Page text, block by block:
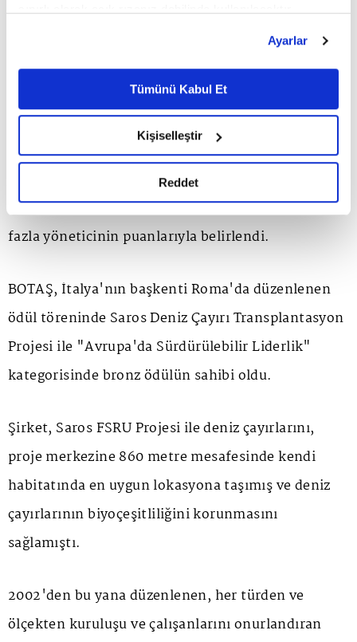
belirleyebilirsiniz. Çerezlere ilişkin detaylı bilgi için
Ayarlar butonuna tıklayabilir,Çerez Bilgilendirme
Metnimizi ziyaret edebilirsiniz.
6698 sayılı Kişisel Verilerin Korunması Kanunu uyarınca
okumak ve sitemizi ziyaretiniz kapsamında
gerçekleştirilen veri işleme faaliyetleri ile ilgili daha
detaylı bilgi almak için lütfentıklayınız.
Ayarlar
Tümünü Kabul Et
Kişiselleştir
Reddet
Çevresel fayda faaliyetleriyle bugüne kadar 25
uluslararası ödülün sahibi olan BOTAŞ, Stevie
Uluslararası İş Ödülleri'nde 2021'de gösterdiği
başarısını geçen yıl da pekiştirdi.
Geçen yıl 61 ülkeden 3 bin 700'den fazla
başvurunun yapıldığı Stevie Uluslararası İş
Ödülleri'nin kazananları, dünya çapında 230'dan
fazla yöneticinin puanlarıyla belirlendi.
BOTAŞ, İtalya'nın başkenti Roma'da düzenlenen
ödül töreninde Saros Deniz Çayırı Transplantasyon
Projesi ile "Avrupa'da Sürdürülebilir Liderlik"
kategorisinde bronz ödülün sahibi oldu.
Şirket, Saros FSRU Projesi ile deniz çayırlarını,
proje merkezine 860 metre mesafesinde kendi
habitatında en uygun lokasyona taşımış ve deniz
çayırlarının biyoçeşitliliğini korunmasını
sağlamıştı.
2002'den bu yana düzenlenen, her türden ve
ölçekten kuruluşu ve çalışanlarını onurlandıran